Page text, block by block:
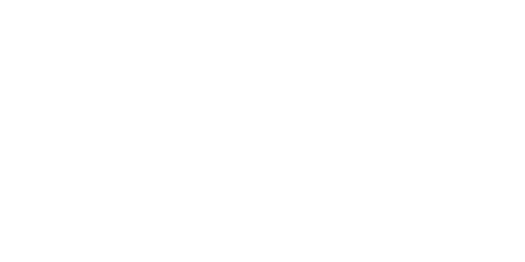
for disability towards incLusive societies